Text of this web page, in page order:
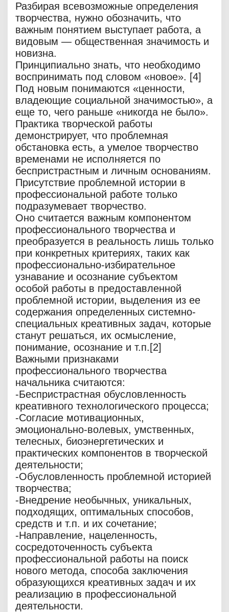
Разбирая всевозможные определения
творчества, нужно обозначить, что
важным понятием выступает работа, а
видовым — общественная значимость и
новизна.
Принципиально знать, что необходимо
воспринимать под словом «новое». [4]
Под новым понимаются «ценности,
владеющие социальной значимостью», а
еще то, чего раньше «никогда не было».
Практика творческой работы
демонстрирует, что проблемная
обстановка есть, а умелое творчество
временами не исполняется по
беспристрастным и личным основаниям.
Присутствие проблемной истории в
профессиональной работе только
подразумевает творчество.
Оно считается важным компонентом
профессионального творчества и
преобразуется в реальность лишь только
при конкретных критериях, таких как
профессионально-избирательное
узнавание и осознание субъектом
особой работы в предоставленной
проблемной истории, выделения из ее
содержания определенных системно-
специальных креативных задач, которые
станут решаться, их осмысление,
понимание, осознание и т.п.[2]
Важными признаками
профессионального творчества
начальника считаются:
-Беспристрастная обусловленность
креативного технологического процесса;
-Согласие мотивационных,
эмоционально-волевых, умственных,
телесных, биоэнергетических и
практических компонентов в творческой
деятельности;
-Обусловленность проблемной историей
творчества;
-Внедрение необычных, уникальных,
подходящих, оптимальных способов,
средств и т.п. и их сочетание;
-Направление, нацеленность,
сосредоточенность субъекта
профессиональной работы на поиск
нового метода, способа заключения
образующихся креативных задач и их
реализацию в профессиональной
деятельности.